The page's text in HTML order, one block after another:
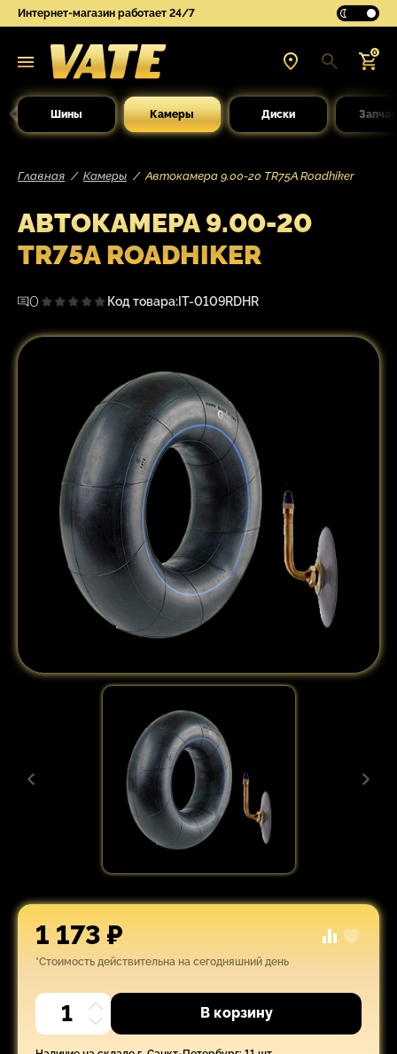
Интернет-магазин работает 24/7
0
Шины Камеры Диски
Главная Камеры Автокамера 9.00-20 TR75A Roadhiker
АВТОКАМЕРА 9.00-20
TR75A ROADHIKER
0 Код товара: IT-0109RDHR
1 173 ₽
*Стоимость действительна на сегодняшний день
В корзину